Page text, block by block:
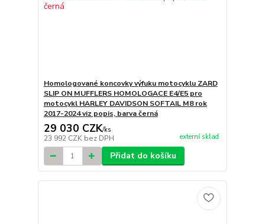
Homologované koncovky výfuku motocyklu ZARD
SLIP ON MUFFLERS HOMOLOGACE E4/E5 pro
motocykl HARLEY DAVIDSON SOFTAIL M8 rok
2017-2024 viz popis, barva černá
29 030 CZK/ks
23 992 CZK bez DPH externí sklad
Přidat do košíku